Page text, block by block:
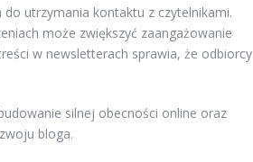
utrzymania kontaktu z czytelnikami.
może zwiększyć zaangażowanie
w newsletterach sprawia, że odbiorcy
silnej obecności online oraz
bloga.